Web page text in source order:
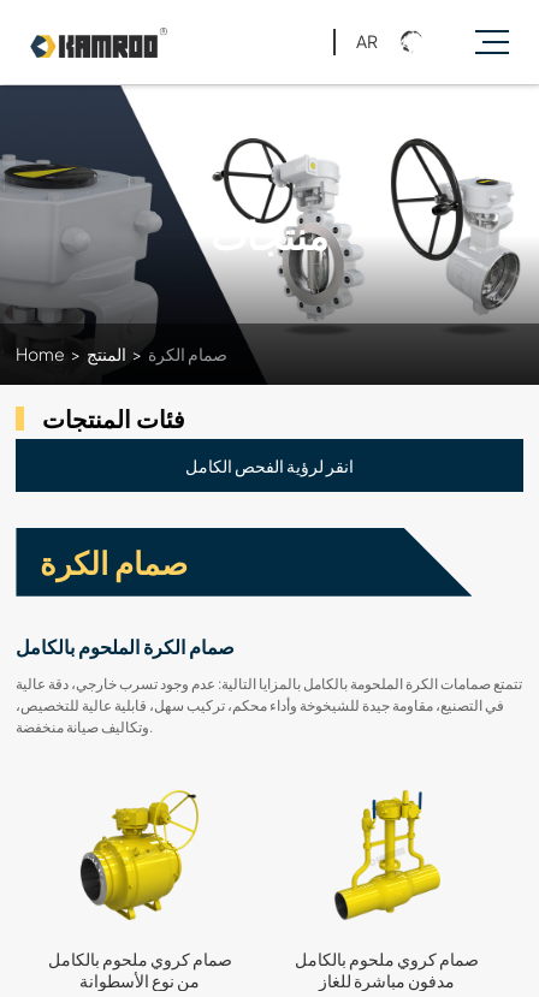
AR
منتجات
Home > المنتج > صمام الكرة
فئات المنتجات
انقر لرؤية الفحص الكامل
صمام الكرة
صمام الكرة الملحوم بالكامل
تتمتع صمامات الكرة الملحومة بالكامل بالمزايا التالية: عدم وجود تسرب خارجي، دقة عالية
في التصنيع، مقاومة جيدة للشيخوخة وأداء محكم، تركيب سهل، قابلية عالية للتخصيص،
وتكاليف صيانة منخفضة.
صمام كروي ملحوم بالكامل
من نوع الأسطوانة
صمام كروي ملحوم بالكامل
مدفون مباشرة للغاز